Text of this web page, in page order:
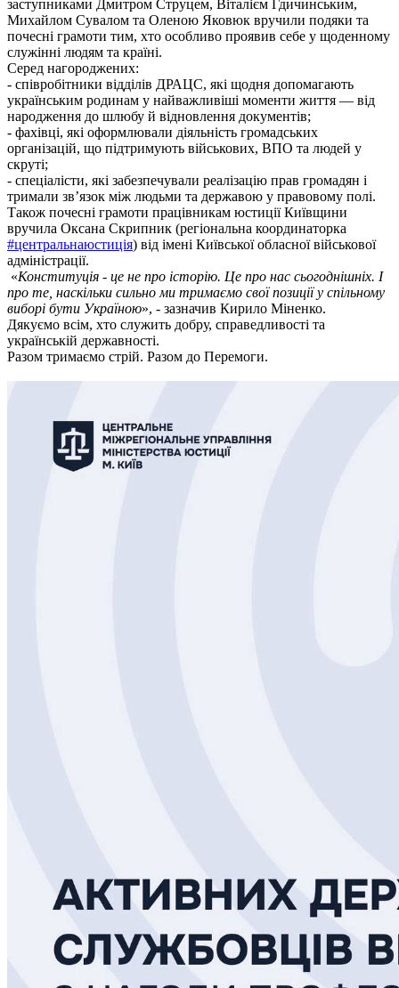
заступниками Дмитром Струцем, Віталієм Гдичинським,
Михайлом Сувалом та Оленою Яковюк вручили подяки та
почесні грамоти тим, хто особливо проявив себе у щоденному
служінні людям та країні.
Серед нагороджених:
- співробітники відділів ДРАЦС, які щодня допомагають
українським родинам у найважливіші моменти життя — від
народження до шлюбу й відновлення документів;
- фахівці, які оформлювали діяльність громадських
організацій, що підтримують військових, ВПО та людей у
скруті;
- спеціалісти, які забезпечували реалізацію прав громадян і
тримали зв’язок між людьми та державою у правовому полі.
Також почесні грамоти працівникам юстиції Київщини
вручила Оксана Скрипник (регіональна координаторка
#центральнаюстиція) від імені Київської обласної військової
адміністрації.
«Конституція - це не про історію. Це про нас сьогоднішніх. І
про те, наскільки сильно ми тримаємо свої позиції у спільному
виборі бути Україною», - зазначив Кирило Міненко.
Дякуємо всім, хто служить добру, справедливості та
українській державності.
Разом тримаємо стрій. Разом до Перемоги.